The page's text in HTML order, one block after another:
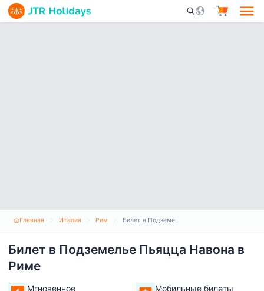
Mobile Search
Главная Италия Рим Билет в Подземелье Пьяцца Навона в Риме
Билет в Подземелье Пьяцца Навона в
Риме
Мгновенное
Мобильные билеты